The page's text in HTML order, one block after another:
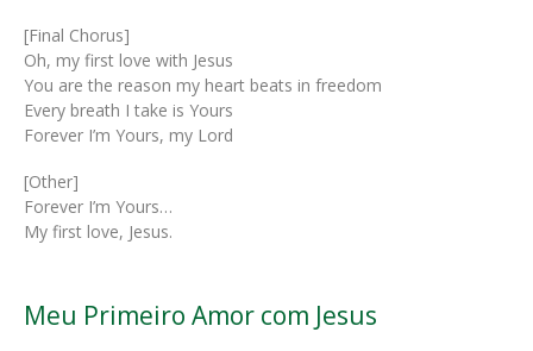
[Final Chorus]
Oh, my first love with Jesus
You are the reason my heart beats in freedom
Every breath I take is Yours
Forever I’m Yours, my Lord
[Other]
Forever I’m Yours…
My first love, Jesus.
Meu Primeiro Amor com Jesus